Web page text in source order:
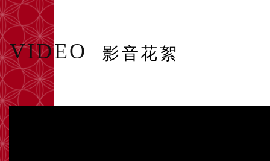
VIDEO 影音花絮